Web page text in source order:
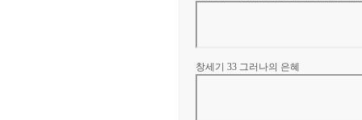
창세기 33 그러나의 은혜